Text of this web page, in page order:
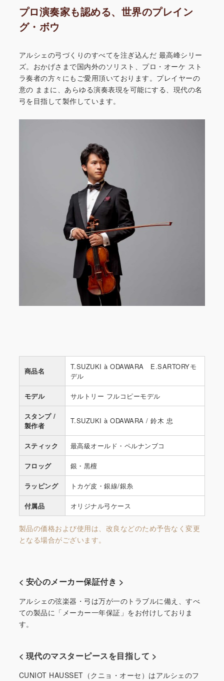
プロ演奏家も認める、世界のプレイン
グ・ボウ
アルシェの弓づくりのすべてを注ぎ込んだ 最高峰シリー
ズ。おかげさまで国内外のソリスト、プロ・オーケ スト
ラ奏者の方々にもご愛用頂いております。プレイヤーの
意の ままに、あらゆる演奏表現を可能にする、現代の名
弓を目指して製作しています。
商品名
T.SUZUKI à ODAWARA E.SARTORYモ
デル
モデル サルトリー フルコピーモデル
スタンプ /
製作者
T.SUZUKI à ODAWARA / 鈴木 忠
スティック 最高級オールド・ペルナンブコ
フロッグ 銀・黒檀
ラッピング トカゲ皮・銀線/銀糸
付属品 オリジナル弓ケース
製品の価格および使用は、改良などのため予告なく変更
となる場合がございます。
< 安心のメーカー保証付き >
アルシェの弦楽器・弓は万が一のトラブルに備え、すべ
ての製品に「メーカー一年保証」をお付けしておりま
す。
< 現代のマスターピースを目指して >
CUNIOT HAUSSET（クニョ・オーセ）はアルシェのフ